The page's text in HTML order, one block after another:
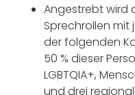
Angestrebt wird
Sprechrollen mit
der folgenden
50 % dieser
LGBTQIA+,
und drei